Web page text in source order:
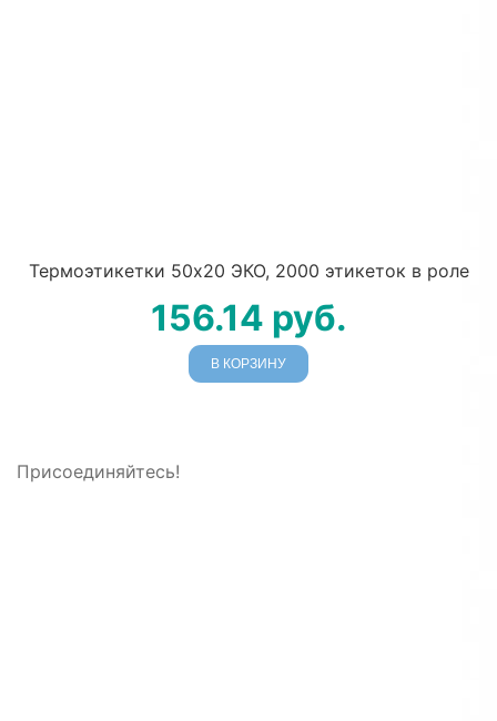
Термоэтикетки 50х20 ЭКО, 2000 этикеток в роле
156.14 руб.
В КОРЗИНУ
Присоединяйтесь!